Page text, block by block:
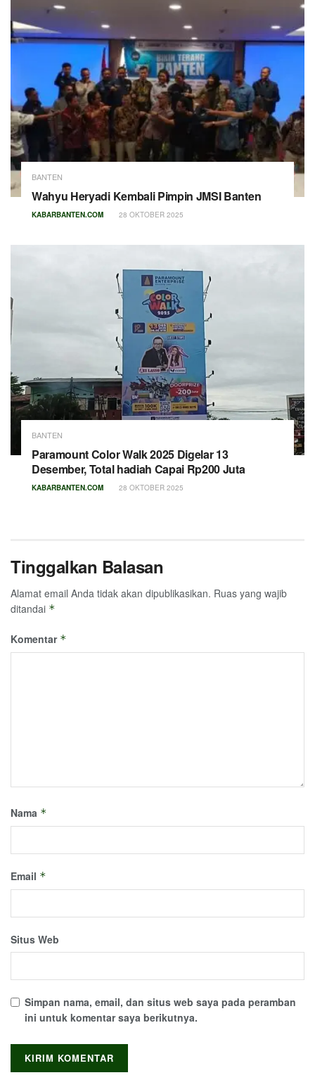
BANTEN
Wahyu Heryadi Kembali Pimpin JMSI Banten
KABARBANTEN.COM 28 OKTOBER 2025
BANTEN
Paramount Color Walk 2025 Digelar 13
Desember, Total hadiah Capai Rp200 Juta
KABARBANTEN.COM 28 OKTOBER 2025
Tinggalkan Balasan
Alamat email Anda tidak akan dipublikasikan. Ruas yang wajib
ditandai *
Komentar *
Nama *
Email *
Situs Web
Simpan nama, email, dan situs web saya pada peramban
ini untuk komentar saya berikutnya.